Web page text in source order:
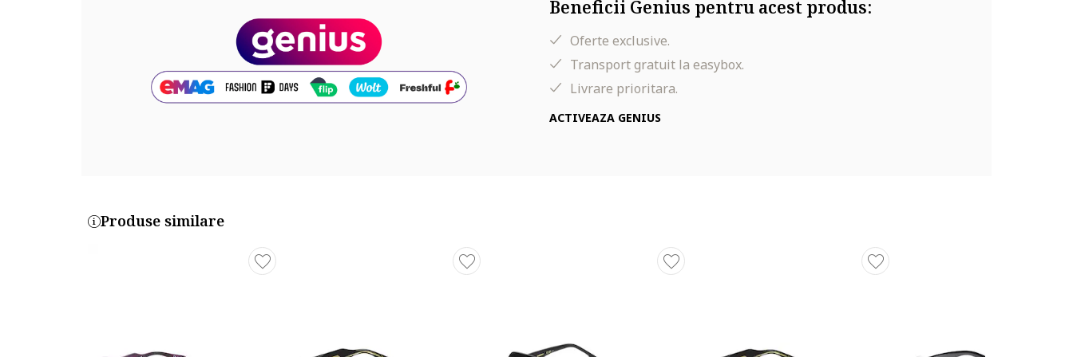
Marime punte nazala: 22 mm
Lungime brat: 145 mm
DX6KJWMBM
Beneficii Genius pentru acest produs:
Oferte exclusive.
Transport gratuit la easybox.
Livrare prioritara.
ACTIVEAZA GENIUS
Produse similare